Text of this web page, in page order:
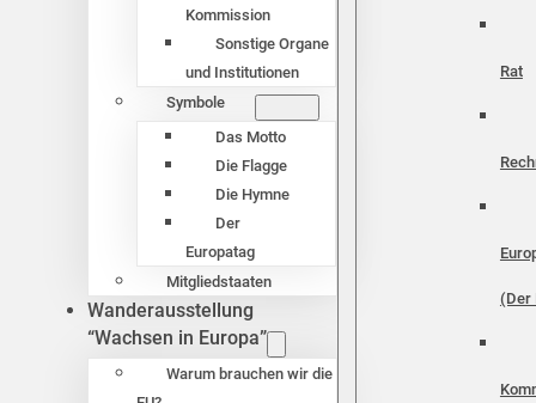
Kommission
Sonstige Organe
und Institutionen
Symbole
Das Motto
Die Flagge
Die Hymne
Der
Europatag
Mitgliedstaaten
Wanderausstellung
“Wachsen in Europa”
Warum brauchen wir die
Rat
(Der